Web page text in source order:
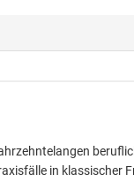
in klassischer